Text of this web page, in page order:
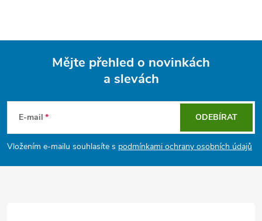
p
Mějte přehled o novinkách
a slevách
E-mail
Vložením e-mailu souhlasíte s podmínkami ochrany osobních údajů
ODEBÍRAT